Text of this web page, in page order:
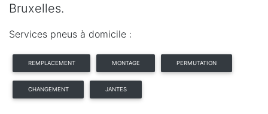
Bruxelles.
Services pneus à domicile :
REMPLACEMENT MONTAGE PERMUTATION
CHANGEMENT JANTES